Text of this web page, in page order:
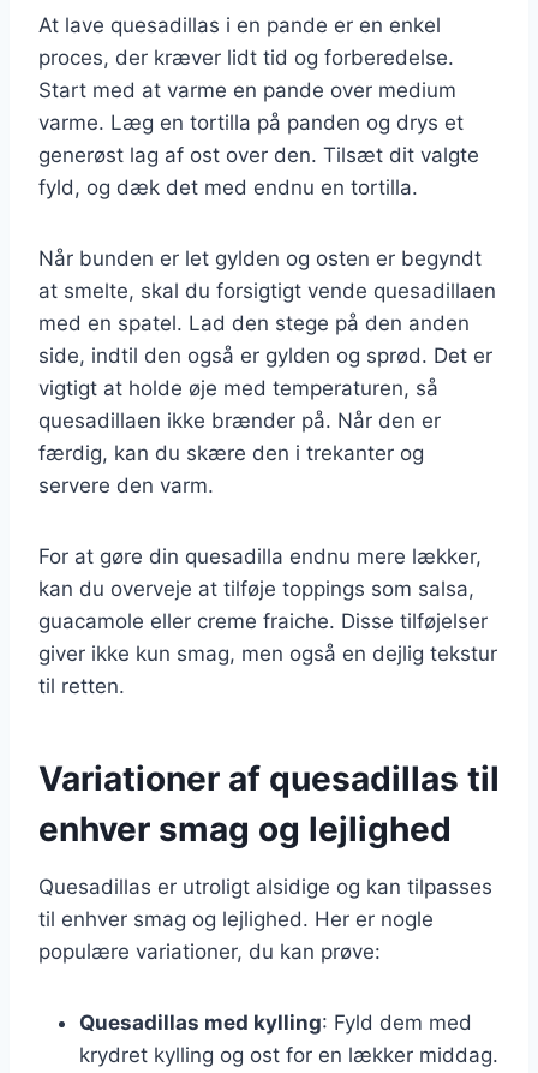
At lave quesadillas i en pande er en enkel
proces, der kræver lidt tid og forberedelse.
Start med at varme en pande over medium
varme. Læg en tortilla på panden og drys et
generøst lag af ost over den. Tilsæt dit valgte
fyld, og dæk det med endnu en tortilla.
Når bunden er let gylden og osten er begyndt
at smelte, skal du forsigtigt vende quesadillaen
med en spatel. Lad den stege på den anden
side, indtil den også er gylden og sprød. Det er
vigtigt at holde øje med temperaturen, så
quesadillaen ikke brænder på. Når den er
færdig, kan du skære den i trekanter og
servere den varm.
For at gøre din quesadilla endnu mere lækker,
kan du overveje at tilføje toppings som salsa,
guacamole eller creme fraiche. Disse tilføjelser
giver ikke kun smag, men også en dejlig tekstur
til retten.
Variationer af quesadillas til
enhver smag og lejlighed
Quesadillas er utroligt alsidige og kan tilpasses
til enhver smag og lejlighed. Her er nogle
populære variationer, du kan prøve:
Quesadillas med kylling: Fyld dem med
krydret kylling og ost for en lækker middag.